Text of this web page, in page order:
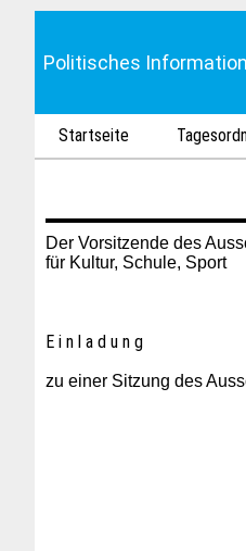
Politisches
Startseite
Der Vorsitzende
für Kultur, Schule, Sport
E i n l a d u n g
zu einer Sitzung des